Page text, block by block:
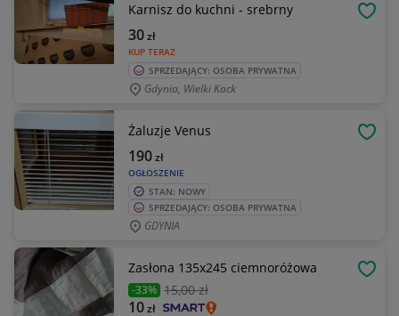
Karnisz do kuchni - srebrny
KUP TERAZ
30zł
SPRZEDAJĄCY: OSOBA PRYWATNA
Gdynia, Wielki Kack
Żaluzje Venus
OGŁOSZENIE
190zł
STAN: NOWY
SPRZEDAJĄCY: OSOBA PRYWATNA
GDYNIA
Zasłona 135x245 ciemnoróżowa
-33% 15,00 zł
10zł